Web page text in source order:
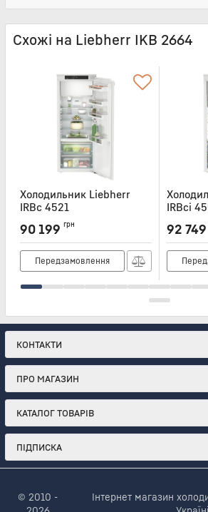
Схожі на Liebherr IKB 2664
Холодильник Liebherr
IRBc 4521
IRBC4521
90 199 грн
Передзамовлення
IRBci
92 749
КОНТАКТИ
ПРО МАГАЗИН
КАТАЛОГ ТОВАРІВ
ПІДПИСКА
© 2010 -
Інтернет магазин